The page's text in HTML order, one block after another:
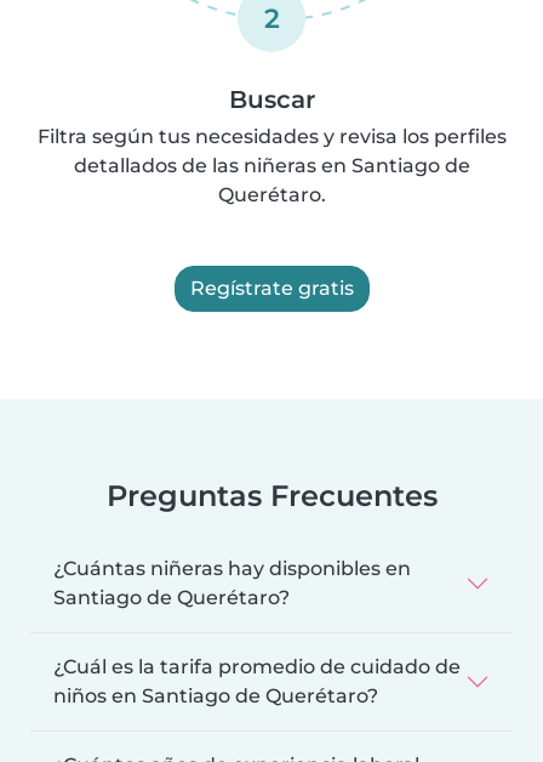
2
Buscar
Filtra según tus necesidades y revisa los perfiles
detallados de las niñeras en Santiago de
Querétaro.
Regístrate gratis
Preguntas Frecuentes
¿Cuántas niñeras hay disponibles en
Santiago de Querétaro?
¿Cuál es la tarifa promedio de cuidado de
niños en Santiago de Querétaro?